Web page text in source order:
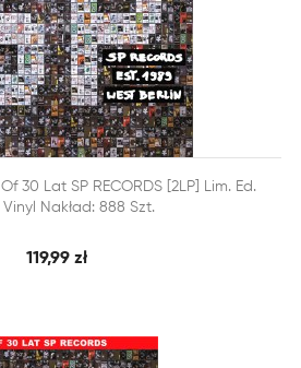
SZYBKI PODGLĄD
30 Lat SP RECORDS [2LP] Lim. Ed.
Nakład: 888 Szt.
119,99 zł